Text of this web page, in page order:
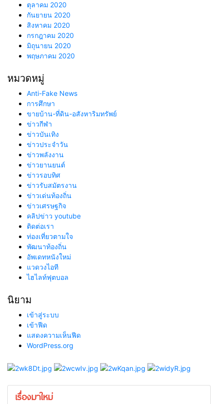
ตุลาคม 2020
กันยายน 2020
สิงหาคม 2020
กรกฎาคม 2020
มิถุนายน 2020
พฤษภาคม 2020
หมวดหมู่
Anti-Fake News
การศึกษา
ขายบ้าน-ที่ดิน-อสังหาริมทรัพย์
ข่าวกีฬา
ข่าวบันเทิง
ข่าวประจำวัน
ข่าวพลังงาน
ข่าวยานยนต์
ข่าวรอบทิศ
ข่าวรับสมัตรงาน
ข่าวเด่นท้องถิ่น
ข่าวเศรษฐกิจ
คลิปข่าว youtube
ติดต่อเรา
ท่องเที่ยวตามใจ
พัฒนาท้องถิ่น
อัพเดทหนังใหม่
แวดวงไอที
ไฮไลท์ฟุตบอล
นิยาม
เข้าสู่ระบบ
เข้าฟีด
แสดงความเห็นฟีด
WordPress.org
เรื่องมาใหม่